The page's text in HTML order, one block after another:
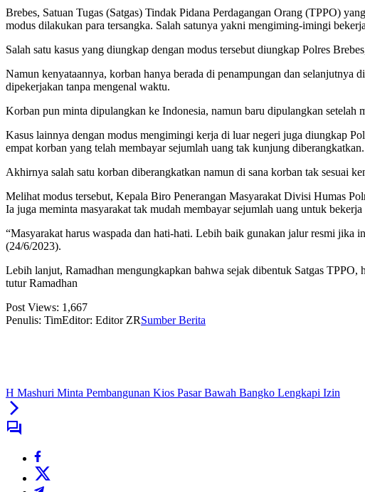
Brebes, Satuan Tugas (Satgas) Tindak Pidana Perdagangan Orang (TPPO)
modus dilakukan para tersangka. Salah satunya yakni mengiming-imingi
Salah satu kasus yang diungkap dengan modus tersebut diungkap Polres
Namun kenyataannya, korban hanya berada di penampungan dan
dipekerjakan tanpa mengenal waktu.
Korban pun minta dipulangkan ke Indonesia, namun baru dipulangkan setelah
Kasus lainnya dengan modus mengimingi kerja di luar negeri juga diungkap
empat korban yang telah membayar sejumlah uang tak kunjung diberangkatkan.
Akhirnya salah satu korban diberangkatkan namun di sana korban tak sesuai
Melihat modus tersebut, Kepala Biro Penerangan Masyarakat Divisi Humas
Ia juga meminta masyarakat tak mudah membayar sejumlah uang untuk
“Masyarakat harus waspada dan hati-hati. Lebih baik gunakan jalur resmi jika
(24/6/2023).
Lebih lanjut, Ramadhan mengungkapkan bahwa sejak dibentuk Satgas
tutur Ramadhan
Post Views: 1,667
Penulis: TimEditor: Editor ZRSumber Berita
H Mashuri Minta Pembangunan Kios Pasar Bawah Bangko Lengkapi Izin